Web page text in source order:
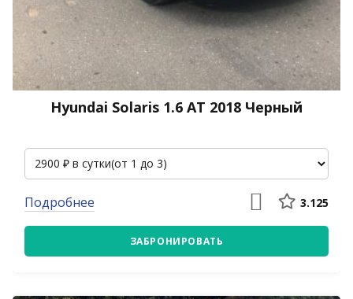
Hyundai Solaris 1.6 АТ 2018 Черный
Подробнее 3.125
ЗАБРОНИРОВАТЬ